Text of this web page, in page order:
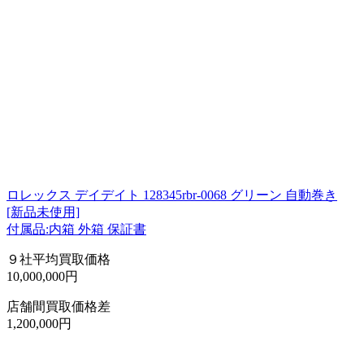
ロレックス デイデイト 128345rbr-0068 グリーン 自動巻き
[新品未使用]
付属品:内箱 外箱 保証書
９社平均買取価格
10,000,000円
店舗間買取価格差
1,200,000円